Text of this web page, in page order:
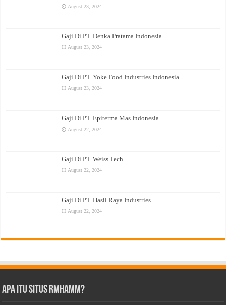
August 23, 2024
Gaji Di PT. Denka Pratama Indonesia
August 23, 2024
Gaji Di PT. Yoke Food Industries Indonesia
August 23, 2024
Gaji Di PT. Epiterma Mas Indonesia
August 22, 2024
Gaji Di PT. Weiss Tech
August 22, 2024
Gaji Di PT. Hasil Raya Industries
August 22, 2024
Apa Itu Situs Rmhamm?